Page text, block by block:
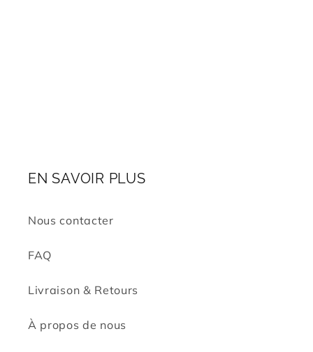
EN SAVOIR PLUS
Nous contacter
FAQ
Livraison & Retours
À propos de nous